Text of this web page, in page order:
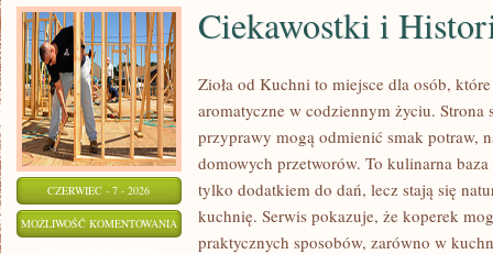
CZERWIEC - 7 - 2026
MOŻLIWOŚĆ KOMENTOWANIA CIEKAWOSTKI
Ciekawostki i
Zioła od Kuchni to miejsce dla osób,
aromatyczne w codziennym życiu.
przyprawy mogą odmienić smak potraw,
domowych przetworów. To kulinarna
tylko dodatkiem do dań, lecz stają się
kuchnię. Serwis pokazuje, że koperek
praktycznych sposobów, zarówno w